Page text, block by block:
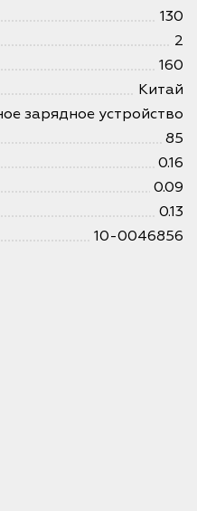
130
2
160
Китай
зарядное устройство
85
0.16
0.09
0.13
10-0046856